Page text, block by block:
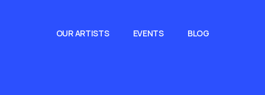
OUR ARTISTS EVENTS BLOG